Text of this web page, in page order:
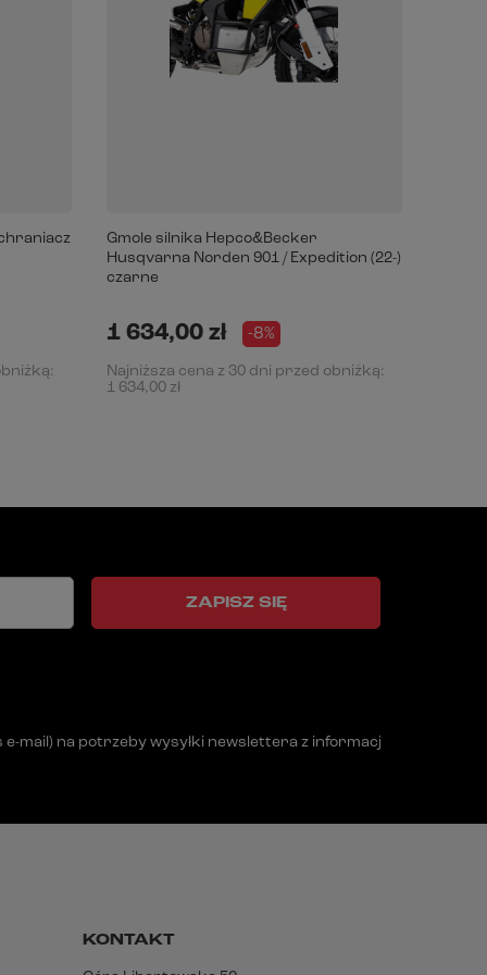
Gmole silnika Hepco&Becker
Husqvarna Norden 901 / Expedition (22-)
czarne
1 634,00 zł -8%
Najniższa cena z 30 dni przed obniżką:
1 634,00 zł
mail) na potrzeby wysyłki newslettera z informacją handlową
ZAPISZ SIĘ
KONTAKT